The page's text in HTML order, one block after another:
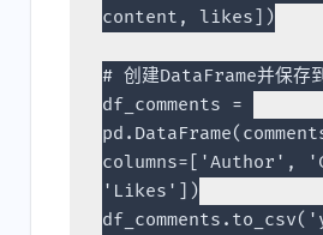
content, likes])
# 创建DataFrame并保存
df_comments =
columns=['Author',
'Likes'])